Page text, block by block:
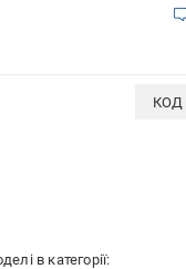
КОД
в категорії: